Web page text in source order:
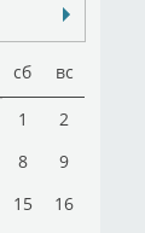
сб вс
1
2
8
9
15
16